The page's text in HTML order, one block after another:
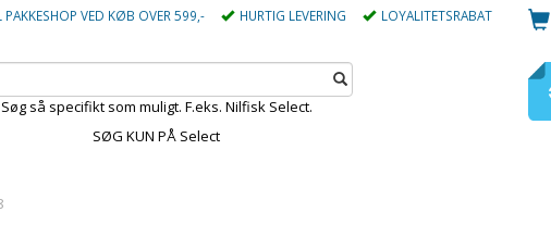
PAKKESHOP VED KØB OVER 599,- HURTIG LEVERING LOYALITETSRABAT
Søg så specifikt som muligt. F.eks. Nilfisk Select.
SØG KUN PÅ Select